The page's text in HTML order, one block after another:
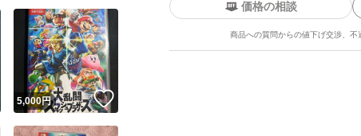
ユーザーの実績について
の基準を満たしたユーザーにバッジを付与しています
価格の相談
商品への質問からの値下げ交渉、
いいね！
5,000円